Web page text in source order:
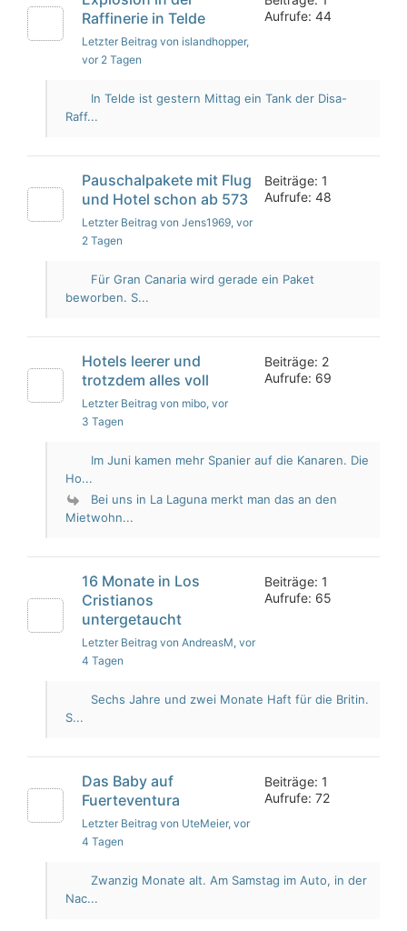
Raffinerie in Telde
Letzter Beitrag von islandhopper,
vor 2 Tagen
Aufrufe: 44
In Telde ist gestern Mittag ein Tank der Disa-
Raff...
Pauschalpakete mit Flug
und Hotel schon ab 573
Letzter Beitrag von Jens1969, vor
2 Tagen
Beiträge: 1
Aufrufe: 48
Für Gran Canaria wird gerade ein Paket
beworben. S...
Hotels leerer und
trotzdem alles voll
Letzter Beitrag von mibo, vor
3 Tagen
Beiträge: 2
Aufrufe: 69
Im Juni kamen mehr Spanier auf die Kanaren. Die
Ho...
Bei uns in La Laguna merkt man das an den
Mietwohn...
16 Monate in Los
Cristianos
untergetaucht
Letzter Beitrag von AndreasM, vor
4 Tagen
Beiträge: 1
Aufrufe: 65
Sechs Jahre und zwei Monate Haft für die Britin.
S...
Das Baby auf
Fuerteventura
Letzter Beitrag von UteMeier, vor
4 Tagen
Beiträge: 1
Aufrufe: 72
Zwanzig Monate alt. Am Samstag im Auto, in der
Nac...